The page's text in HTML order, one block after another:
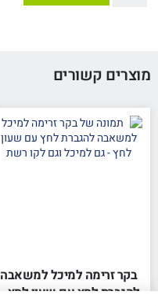
מוצרים קשורים
בקר זרימה למיכל למשאבה
להגברת לחץ עם שעון לחץ –